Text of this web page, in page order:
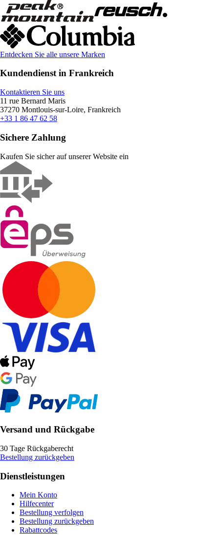
Entdecken Sie alle unsere Marken
Kundendienst in Frankreich
Kontaktieren Sie uns
11 rue Bernard Maris
37270 Montlouis-sur-Loire, Frankreich
+33 1 86 47 62 58
Sichere Zahlung
Kaufen Sie sicher auf unserer Website ein
Versand und Rückgabe
30 Tage Rückgaberecht
Bestellung zurückgeben
Dienstleistungen
Mein Konto
Hilfecenter
Bestellung verfolgen
Bestellung zurückgeben
Rabattcodes